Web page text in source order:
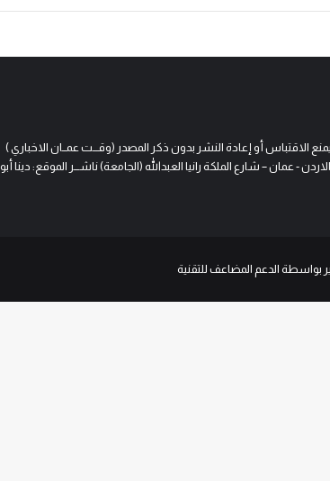
أو إعادة النشر بدون ذكر المصدر (وقـــت عمــان الاخباري )
عمان – شارع الملكة رانيا العبدالله (الجامعة) ناشـــر الموقع: دينا أبو
بواسطة الدعم المضاعف للتقنية